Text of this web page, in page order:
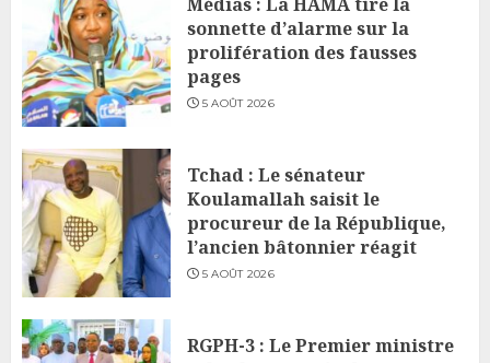
sonnette d’alarme sur la
prolifération des fausses
pages
5 AOÛT 2026
Tchad : Le sénateur
Koulamallah saisit le
procureur de la République,
l’ancien bâtonnier réagit
5 AOÛT 2026
RGPH-3 : Le Premier ministre